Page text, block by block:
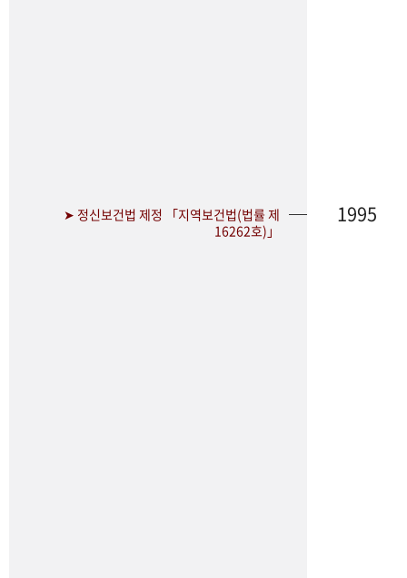
➤ 정신보건법 제정 「지역보건법(법률 제
16262호)」
1995